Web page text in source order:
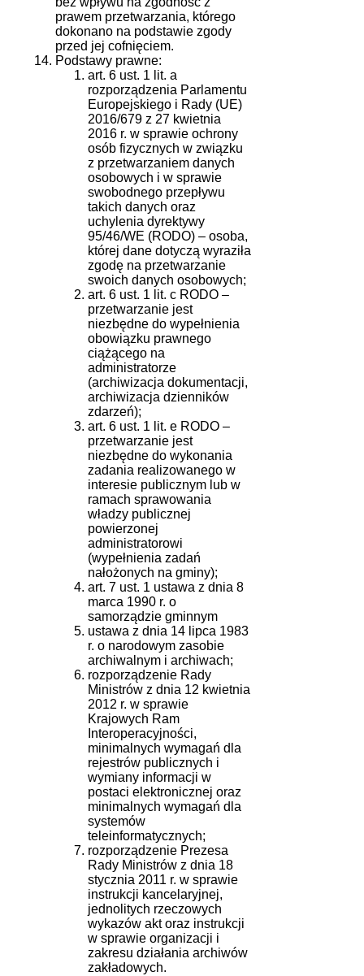
prawem przetwarzania, którego
dokonano na podstawie zgody
przed jej cofnięciem.
Podstawy prawne:
art. 6 ust. 1 lit. a
rozporządzenia Parlamentu
Europejskiego i Rady (UE)
2016/679 z 27 kwietnia
2016 r. w sprawie ochrony
osób fizycznych w związku
z przetwarzaniem danych
osobowych i w sprawie
swobodnego przepływu
takich danych oraz
uchylenia dyrektywy
95/46/WE (RODO) – osoba,
której dane dotyczą wyraziła
zgodę na przetwarzanie
swoich danych osobowych;
art. 6 ust. 1 lit. c RODO –
przetwarzanie jest
niezbędne do wypełnienia
obowiązku prawnego
ciążącego na
administratorze
(archiwizacja dokumentacji,
archiwizacja dzienników
zdarzeń);
art. 6 ust. 1 lit. e RODO –
przetwarzanie jest
niezbędne do wykonania
zadania realizowanego w
interesie publicznym lub w
ramach sprawowania
władzy publicznej
powierzonej
administratorowi
(wypełnienia zadań
nałożonych na gminy);
art. 7 ust. 1 ustawa z dnia 8
marca 1990 r. o
samorządzie gminnym
ustawa z dnia 14 lipca 1983
r. o narodowym zasobie
archiwalnym i archiwach;
rozporządzenie Rady
Ministrów z dnia 12 kwietnia
2012 r. w sprawie
Krajowych Ram
Interoperacyjności,
minimalnych wymagań dla
rejestrów publicznych i
wymiany informacji w
postaci elektronicznej oraz
minimalnych wymagań dla
systemów
teleinformatycznych;
rozporządzenie Prezesa
Rady Ministrów z dnia 18
stycznia 2011 r. w sprawie
instrukcji kancelaryjnej,
jednolitych rzeczowych
wykazów akt oraz instrukcji
w sprawie organizacji i
zakresu działania archiwów
zakładowych.